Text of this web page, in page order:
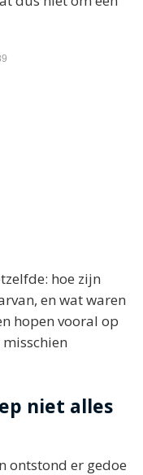
hoe zijn
en wat waren
hopen vooral op
niet alles
ontstond er gedoe